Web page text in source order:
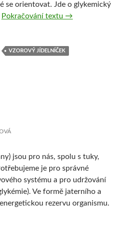
se orientovat. Jde o glykemický
Pokračování textu Proč nám
→
VZOROVÝ JÍDELNÍČEK
jsou pro nás, spolu s tuky,
je pro správné
systému a pro udržování
Ve formě jaterního a
rezervu organismu.